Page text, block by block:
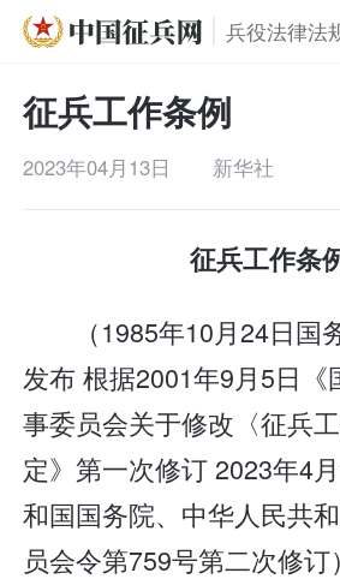
兵役法律法
征兵工作条例
2023年04月13日 新华社
征兵工作条
（1985年10月24日
发布 根据2001年9月5日《
事委员会关于修改〈征兵
定》第一次修订 2023年4
和国国务院、中华人民共
员会令第759号第二次修订）